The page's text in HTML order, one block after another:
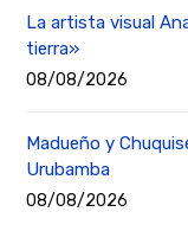
La artista visual
tierra»
08/08/2026
Madueño y
Urubamba
08/08/2026